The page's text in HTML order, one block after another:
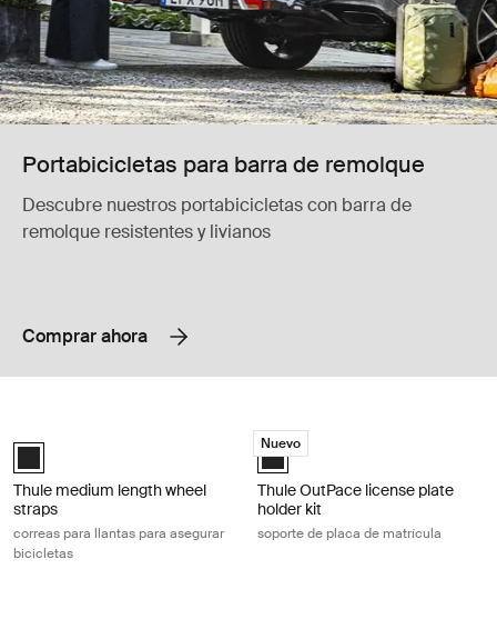
Portabicicletas para barra de remolque
Descubre nuestros portabicicletas con barra de
remolque resistentes y livianos
Comprar ahora
Thule medium length wheel straps correas para llantas para asegurar
Thule medium length wheel straps Negro (selected)
Thule medium length wheel
straps
correas para llantas para asegurar
bicicletas
Thule OutPace license plate
Nuevo
Thule OutPace license plate
Thule OutPace license plate
holder kit
soporte de placa de matrícula